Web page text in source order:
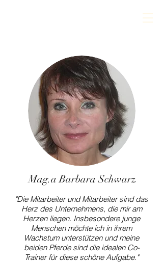
Mag.a Barbara Schwarz
"Die Mitarbeiter und Mitarbeiter sind das
Herz des Unternehmens, die mir am
Herzen liegen. Insbesondere junge
Menschen möchte ich in ihrem
Wachstum unterstützen und meine
beiden Pferde sind die idealen Co-
Trainer für diese schöne Aufgabe."